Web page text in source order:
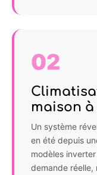
02
maison à
Un système
en été depuis
modèles
demande réelle,